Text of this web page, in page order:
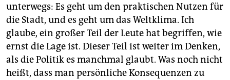
unterwegs: Es geht um den praktischen Nutzen für
die Stadt, und es geht um das Weltklima. Ich
glaube, ein großer Teil der Leute hat begriffen, wie
ernst die Lage ist. Dieser Teil ist weiter im Denken,
als die Politik es manchmal glaubt. Was noch nicht
heißt, dass man persönliche Konsequenzen zu